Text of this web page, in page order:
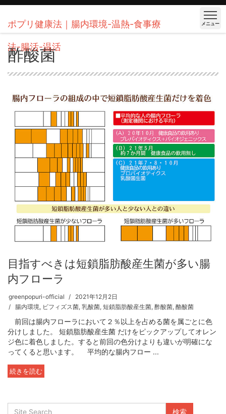
ポプリ健康法｜腸内環境-温熱-食事療
法-腸活-温活
メニュー
酢酸菌
目指すべきは短鎖脂肪酸産生菌が多い腸
内フローラ
greenpopuri-official
2021年12月2日
腸内環境, ビフィズス菌, 乳酸菌, 短鎖脂肪酸産生菌, 酢酸菌, 酪酸菌
前回は腸内フローラにおいて２％以上を占める菌を属ごとに色
分けしました。 短鎖脂肪酸産生菌 だけをピックアップしてオレン
ジ色に着色しました。すると前回の色分けよりも違いが明確にな
ってくると思います。 平均的な腸内フロー ...
続きを読む